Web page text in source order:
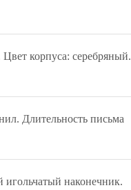
корпуса: серебряный.
Длительность письма
наконечник.